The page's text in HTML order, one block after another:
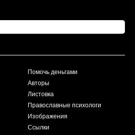
Помочь деньгами
Авторы
Листовка
Православные психологи
Изображения
Ссылки